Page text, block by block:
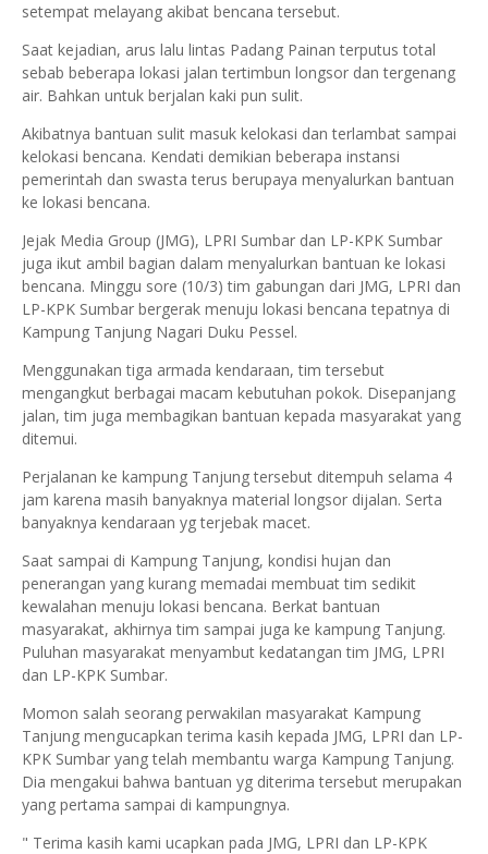
setempat melayang akibat bencana tersebut.
Saat kejadian, arus lalu lintas Padang Painan terputus total
sebab beberapa lokasi jalan tertimbun longsor dan tergenang
air. Bahkan untuk berjalan kaki pun sulit.
Akibatnya bantuan sulit masuk kelokasi dan terlambat sampai
kelokasi bencana. Kendati demikian beberapa instansi
pemerintah dan swasta terus berupaya menyalurkan bantuan
ke lokasi bencana.
Jejak Media Group (JMG), LPRI Sumbar dan LP-KPK Sumbar
juga ikut ambil bagian dalam menyalurkan bantuan ke lokasi
bencana. Minggu sore (10/3) tim gabungan dari JMG, LPRI dan
LP-KPK Sumbar bergerak menuju lokasi bencana tepatnya di
Kampung Tanjung Nagari Duku Pessel.
Menggunakan tiga armada kendaraan, tim tersebut
mengangkut berbagai macam kebutuhan pokok. Disepanjang
jalan, tim juga membagikan bantuan kepada masyarakat yang
ditemui.
Perjalanan ke kampung Tanjung tersebut ditempuh selama 4
jam karena masih banyaknya material longsor dijalan. Serta
banyaknya kendaraan yg terjebak macet.
Saat sampai di Kampung Tanjung, kondisi hujan dan
penerangan yang kurang memadai membuat tim sedikit
kewalahan menuju lokasi bencana. Berkat bantuan
masyarakat, akhirnya tim sampai juga ke kampung Tanjung.
Puluhan masyarakat menyambut kedatangan tim JMG, LPRI
dan LP-KPK Sumbar.
Momon salah seorang perwakilan masyarakat Kampung
Tanjung mengucapkan terima kasih kepada JMG, LPRI dan LP-
KPK Sumbar yang telah membantu warga Kampung Tanjung.
Dia mengakui bahwa bantuan yg diterima tersebut merupakan
yang pertama sampai di kampungnya.
" Terima kasih kami ucapkan pada JMG, LPRI dan LP-KPK